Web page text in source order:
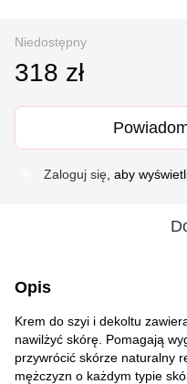
Niedostępny
318 zł
Zaloguj się , aby
Opis
Krem do szyi i dekoltu
nawilżyć skórę. Pomagają
przywrócić skórze naturalny
mężczyzn o każdym typie